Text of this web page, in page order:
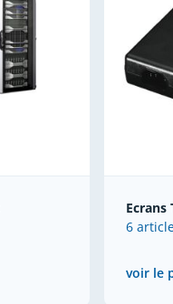
Ecrans
6
voir le